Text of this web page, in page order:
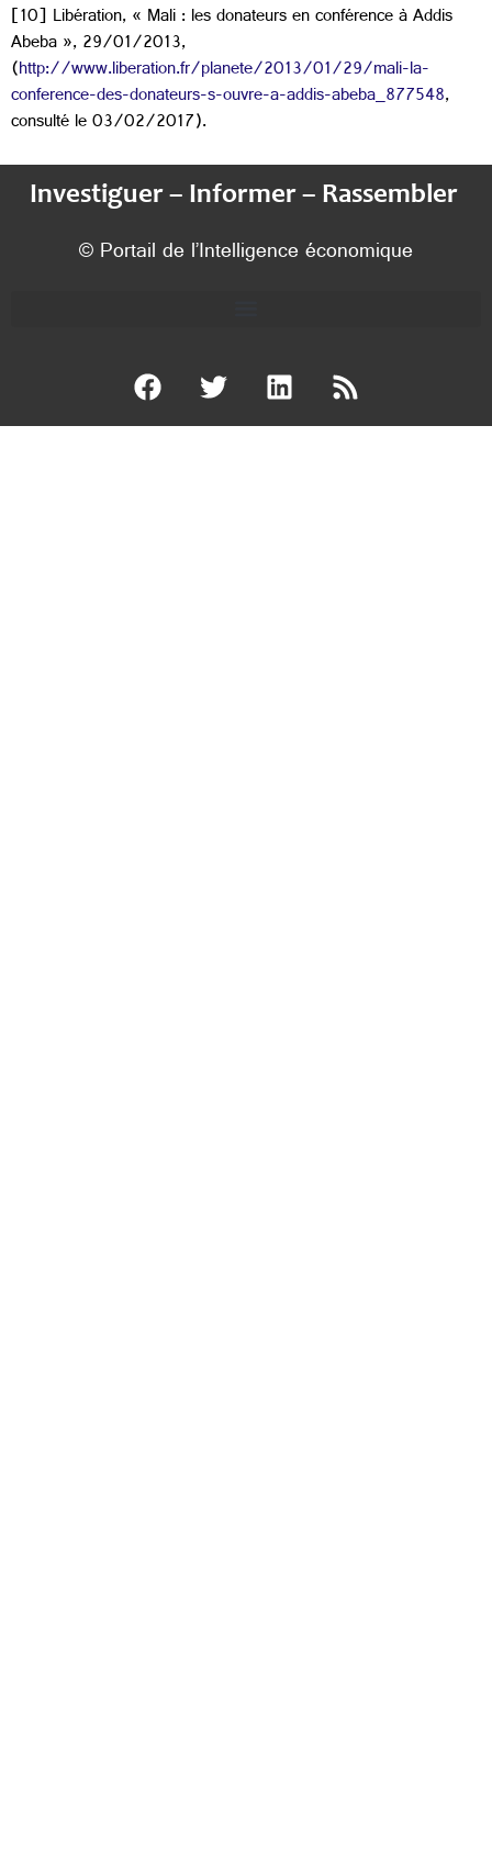
[10] Libération, « Mali : les donateurs en conférence à Addis
Abeba », 29/01/2013,
(http://www.liberation.fr/planete/2013/01/29/mali-la-
conference-des-donateurs-s-ouvre-a-addis-abeba_877548,
consulté le 03/02/2017).
Investiguer – Informer – Rassembler
© Portail de l’Intelligence économique